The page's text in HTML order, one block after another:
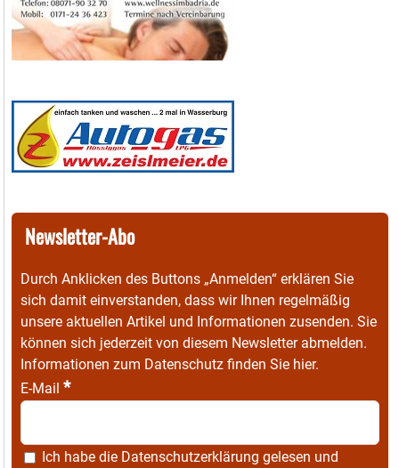
Newsletter-Abo
Durch Anklicken des Buttons „Anmelden“ erklären Sie
sich damit einverstanden, dass wir Ihnen regelmäßig
unsere aktuellen Artikel und Informationen zusenden. Sie
können sich jederzeit von diesem Newsletter abmelden.
Informationen zum Datenschutz finden Sie hier.
E-Mail *
Ich habe die Datenschutzerklärung gelesen und